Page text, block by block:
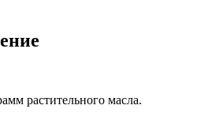
растительного масла.